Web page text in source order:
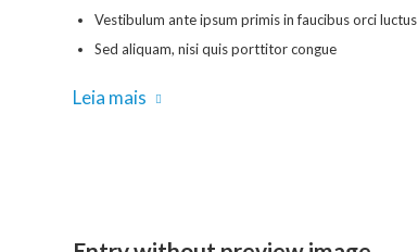
Vestibulum ante ipsum primis in faucibus orci
Sed aliquam, nisi quis porttitor congue
Leia mais